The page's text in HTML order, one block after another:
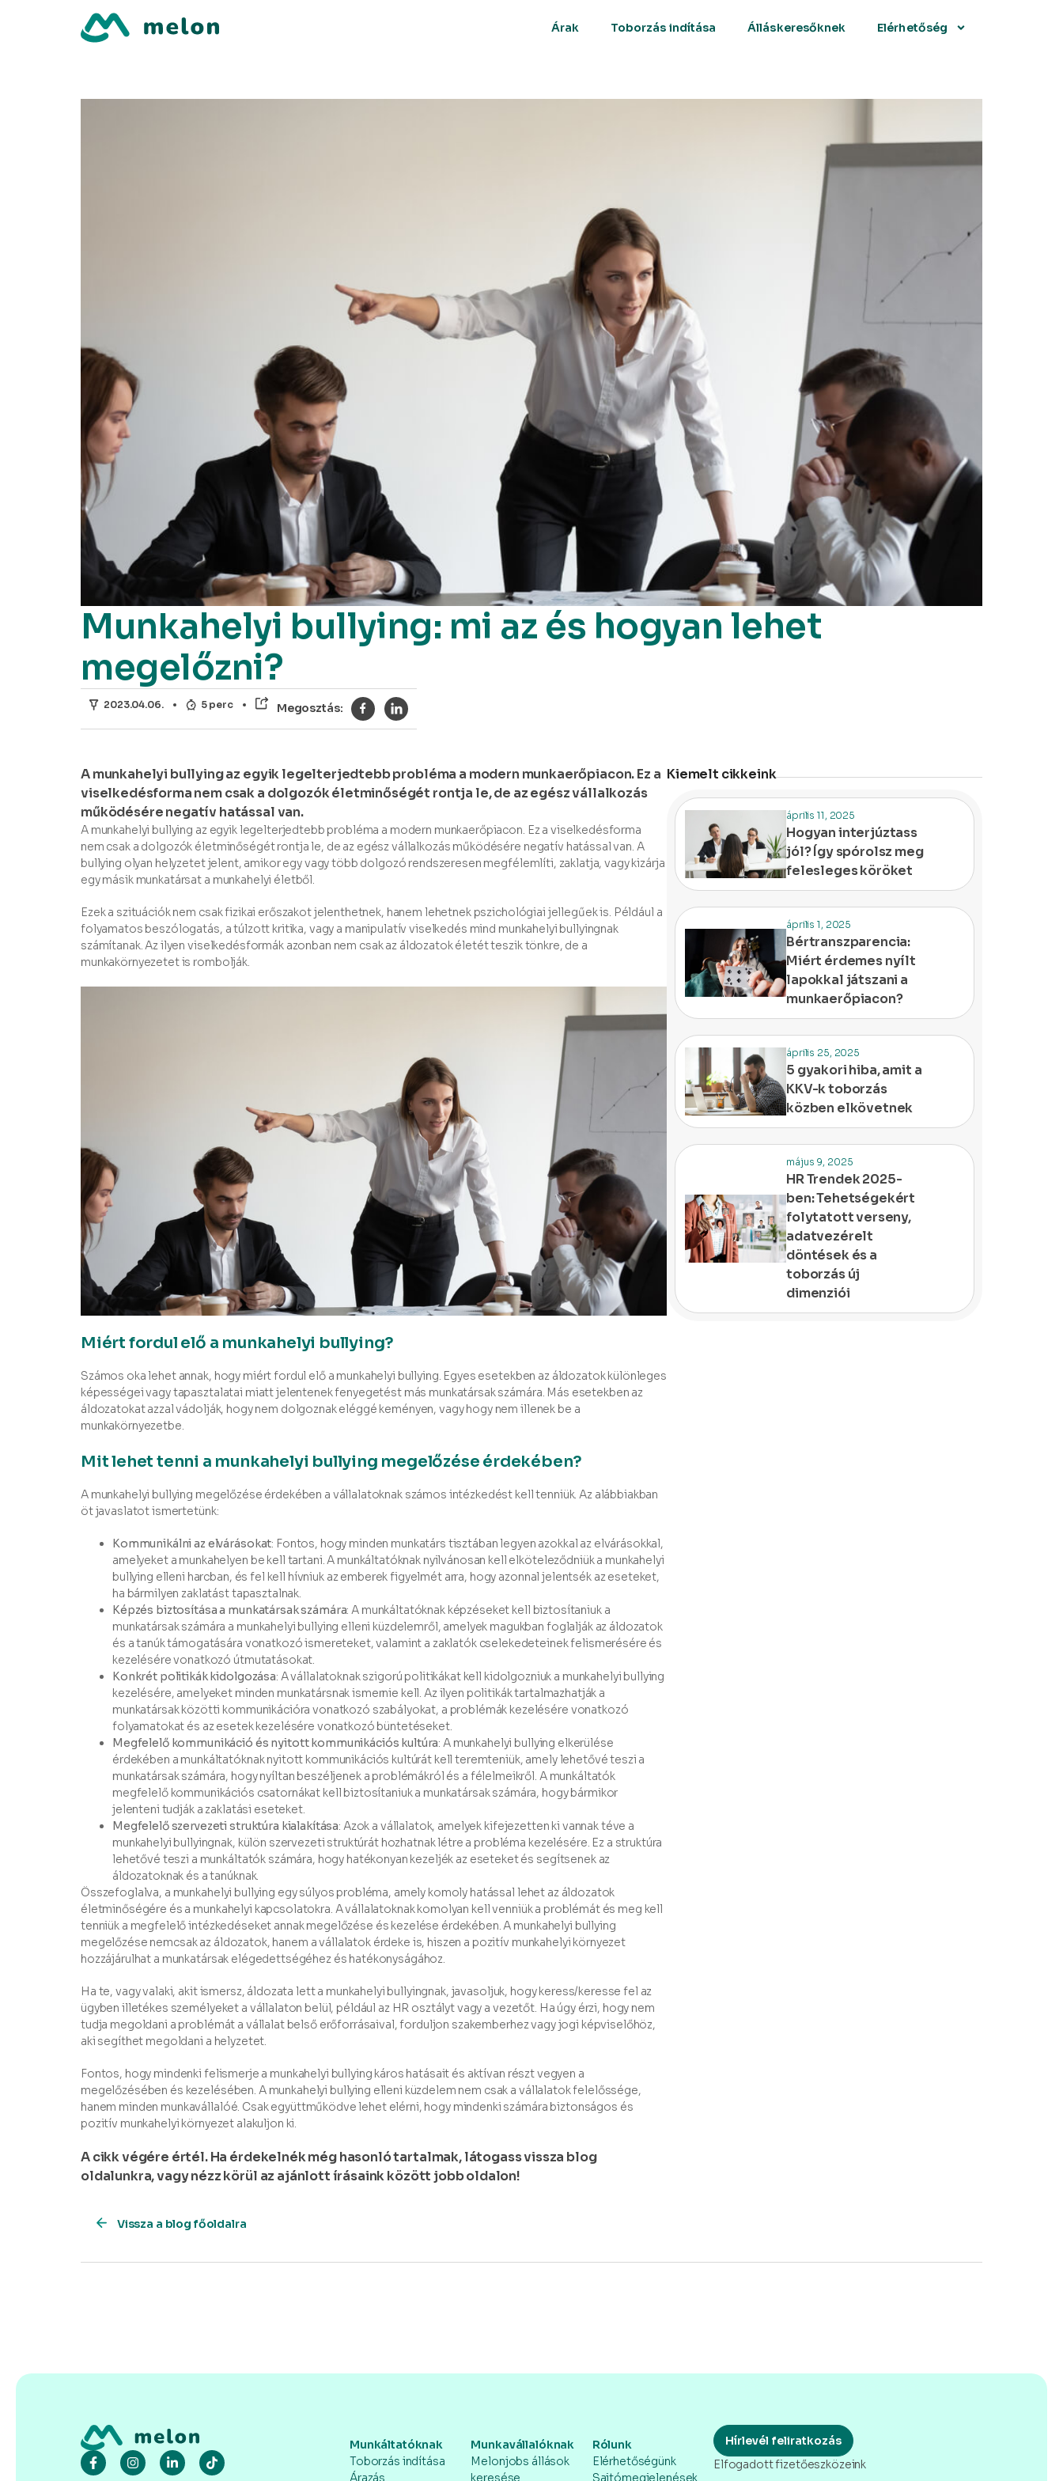
Árak Toborzás indítása Álláskeresőknek Elérhetőség
Munkahelyi bullying: mi az és hogyan lehet
megelőzni?
2023.04.06. 5 perc
A munkahelyi bullying az egyik legelterjedtebb probléma a modern munkaerőpiacon. Ez a
viselkedésforma nem csak a dolgozók életminőségét rontja le, de az egész vállalkozás
működésére negatív hatással van.
A munkahelyi bullying az egyik legelterjedtebb probléma a modern munkaerőpiacon. Ez a viselkedésforma
nem csak a dolgozók életminőségét rontja le, de az egész vállalkozás működésére negatív hatással van. A
bullying olyan helyzetet jelent, amikor egy vagy több dolgozó rendszeresen megfélemlíti, zaklatja, vagy kizárja
egy másik munkatársat a munkahelyi életből.
Ezek a szituációk nem csak fizikai erőszakot jelenthetnek, hanem lehetnek pszichológiai jellegűek is. Például a
folyamatos beszólogatás, a túlzott kritika, vagy a manipulatív viselkedés mind munkahelyi bullyingnak
számítanak. Az ilyen viselkedésformák azonban nem csak az áldozatok életét teszik tönkre, de a
munkakörnyezetet is rombolják.
Miért fordul elő a munkahelyi bullying?
Számos oka lehet annak, hogy miért fordul elő a munkahelyi bullying. Egyes esetekben az áldozatok különleges
képességei vagy tapasztalatai miatt jelentenek fenyegetést más munkatársak számára. Más esetekben az
áldozatokat azzal vádolják, hogy nem dolgoznak eléggé keményen, vagy hogy nem illenek be a
munkakörnyezetbe.
Mit lehet tenni a munkahelyi bullying megelőzése érdekében?
A munkahelyi bullying megelőzése érdekében a vállalatoknak számos intézkedést kell tenniük. Az alábbiakban
öt javaslatot ismertetünk:
Kommunikálni az elvárásokat: Fontos, hogy minden munkatárs tisztában legyen azokkal az elvárásokkal,
amelyeket a munkahelyen be kell tartani. A munkáltatóknak nyilvánosan kell elköteleződniük a munkahelyi
bullying elleni harcban, és fel kell hívniuk az emberek figyelmét arra, hogy azonnal jelentsék az eseteket,
ha bármilyen zaklatást tapasztalnak.
Képzés biztosítása a munkatársak számára: A munkáltatóknak képzéseket kell biztosítaniuk a
munkatársak számára a munkahelyi bullying elleni küzdelemről, amelyek magukban foglalják az áldozatok
és a tanúk támogatására vonatkozó ismereteket, valamint a zaklatók cselekedeteinek felismerésére és
kezelésére vonatkozó útmutatásokat.
Konkrét politikák kidolgozása: A vállalatoknak szigorú politikákat kell kidolgozniuk a munkahelyi bullying
kezelésére, amelyeket minden munkatársnak ismernie kell. Az ilyen politikák tartalmazhatják a
munkatársak közötti kommunikációra vonatkozó szabályokat, a problémák kezelésére vonatkozó
folyamatokat és az esetek kezelésére vonatkozó büntetéseket.
Megfelelő kommunikáció és nyitott kommunikációs kultúra: A munkahelyi bullying elkerülése
érdekében a munkáltatóknak nyitott kommunikációs kultúrát kell teremteniük, amely lehetővé teszi a
munkatársak számára, hogy nyíltan beszéljenek a problémákról és a félelmeikről. A munkáltatók
megfelelő kommunikációs csatornákat kell biztosítaniuk a munkatársak számára, hogy bármikor
jelenteni tudják a zaklatási eseteket.
Megfelelő szervezeti struktúra kialakítása: Azok a vállalatok, amelyek kifejezetten ki vannak téve a
munkahelyi bullyingnak, külön szervezeti struktúrát hozhatnak létre a probléma kezelésére. Ez a struktúra
lehetővé teszi a munkáltatók számára, hogy hatékonyan kezeljék az eseteket és segítsenek az
áldozatoknak és a tanúknak.
Összefoglalva, a munkahelyi bullying egy súlyos probléma, amely komoly hatással lehet az áldozatok
életminőségére és a munkahelyi kapcsolatokra. A vállalatoknak komolyan kell venniük a problémát és meg kell
tenniük a megfelelő intézkedéseket annak megelőzése és kezelése érdekében. A munkahelyi bullying
megelőzése nemcsak az áldozatok, hanem a vállalatok érdeke is, hiszen a pozitív munkahelyi környezet
hozzájárulhat a munkatársak elégedettségéhez és hatékonyságához.
Ha te, vagy valaki, akit ismersz, áldozata lett a munkahelyi bullyingnak, javasoljuk, hogy keress/keresse fel az
ügyben illetékes személyeket a vállalaton belül, például az HR osztályt vagy a vezetőt. Ha úgy érzi, hogy nem
tudja megoldani a problémát a vállalat belső erőforrásaival, forduljon szakemberhez vagy jogi képviselőhöz,
aki segíthet megoldani a helyzetet.
Fontos, hogy mindenki felismerje a munkahelyi bullying káros hatásait és aktívan részt vegyen a
megelőzésében és kezelésében. A munkahelyi bullying elleni küzdelem nem csak a vállalatok felelőssége,
hanem minden munkavállalóé. Csak együttműködve lehet elérni, hogy mindenki számára biztonságos és
pozitív munkahelyi környezet alakuljon ki.
A cikk végére értél. Ha érdekelnék még hasonló tartalmak, látogass vissza blog
oldalunkra, vagy nézz körül az ajánlott írásaink között jobb oldalon!
Vissza a blog főoldalra
Kiemelt cikkeink
április 11, 2025
Hogyan interjúztass
jól? Így spórolsz meg
felesleges köröket
április 1, 2025
Bértranszparencia:
Miért érdemes nyílt
lapokkal játszani a
munkaerőpiacon?
április 25, 2025
5 gyakori hiba, amit a
KKV-k toborzás
közben elkövetnek
május 9, 2025
HR Trendek 2025-
ben: Tehetségekért
folytatott verseny,
adatvezérelt
döntések és a
toborzás új
dimenziói
Munkáltatóknak
Toborzás indítása
Munkavállalóknak
Melonjobs állások
Rólunk
Elérhetőségünk
Hírlevél feliratkozás
Elfogadott fizetőeszközeink